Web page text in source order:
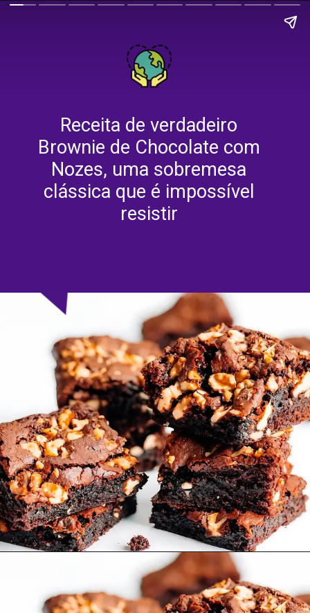
Receita de verdadeiro
Brownie de Chocolate com
Nozes, uma sobremesa
clássica que é impossível
resistir